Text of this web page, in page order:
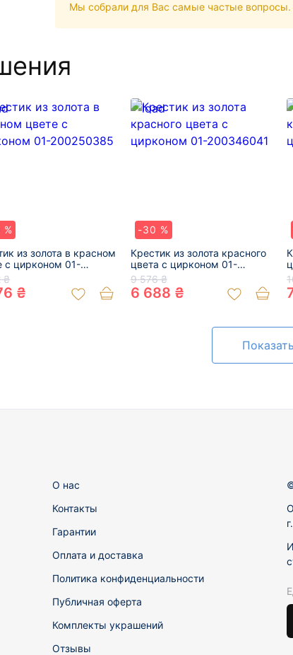
Мы собрали для Вас самые частые вопросы.
из золота в красном
с цирконом 01-
₴
₴
-30 %
Крестик из золота красного
цвета с цирконом 01-
200346041
9 576 ₴
6 688 ₴
О нас
Контакты
Гарантии
Оплата и доставка
Политика конфиденциальности
Публичная оферта
Комплекты украшений
Отзывы